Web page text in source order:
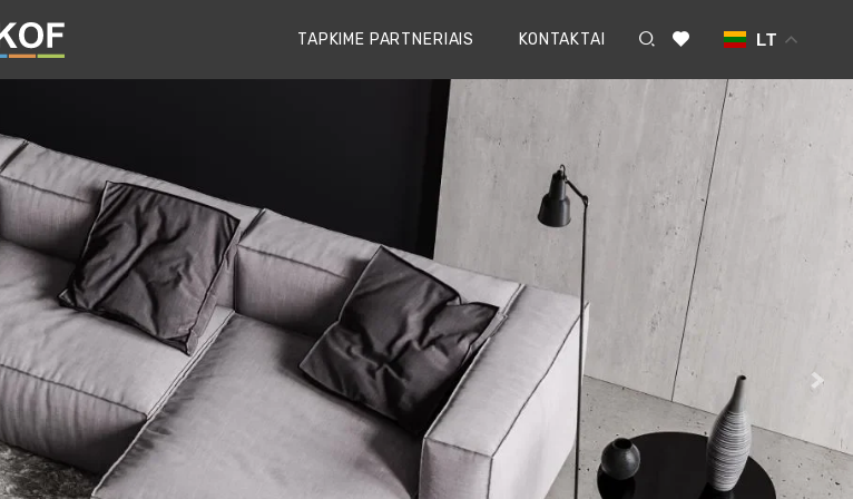
TAPKIME PARTNERIAIS KONTAKTAI LT